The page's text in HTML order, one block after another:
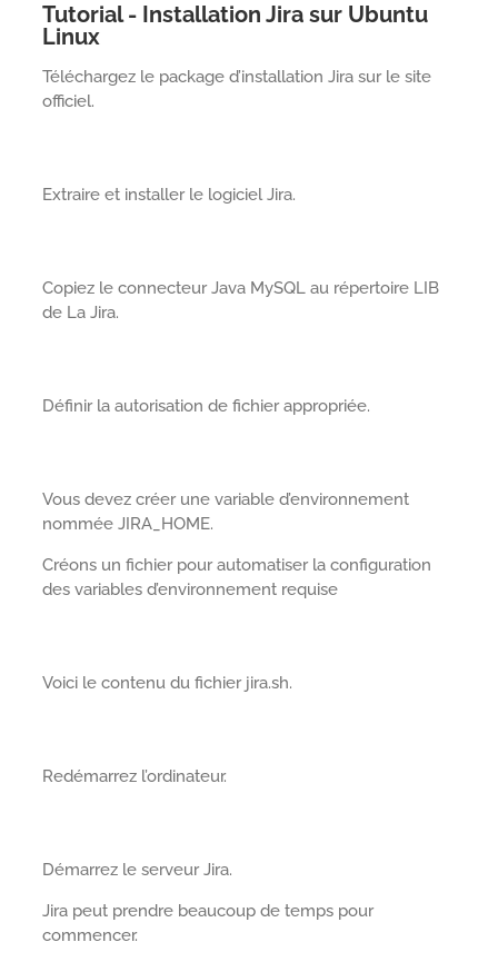
Tutorial - Installation Jira sur Ubuntu
Linux
Téléchargez le package d’installation Jira sur le site
officiel.
Extraire et installer le logiciel Jira.
Copiez le connecteur Java MySQL au répertoire LIB
de La Jira.
Définir la autorisation de fichier appropriée.
Vous devez créer une variable d’environnement
nommée JIRA_HOME.
Créons un fichier pour automatiser la configuration
des variables d’environnement requise
Voici le contenu du fichier jira.sh.
Redémarrez l’ordinateur.
Démarrez le serveur Jira.
Jira peut prendre beaucoup de temps pour
commencer.